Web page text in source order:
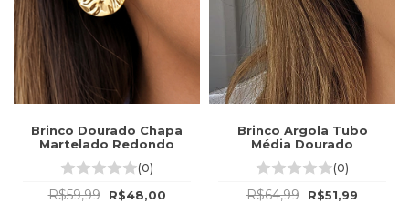
Brinco Dourado Chapa
Martelado Redondo
(0)
R$59,99 R$48,00
Brinco Argola Tubo
Média Dourado
(0)
R$64,99 R$51,99